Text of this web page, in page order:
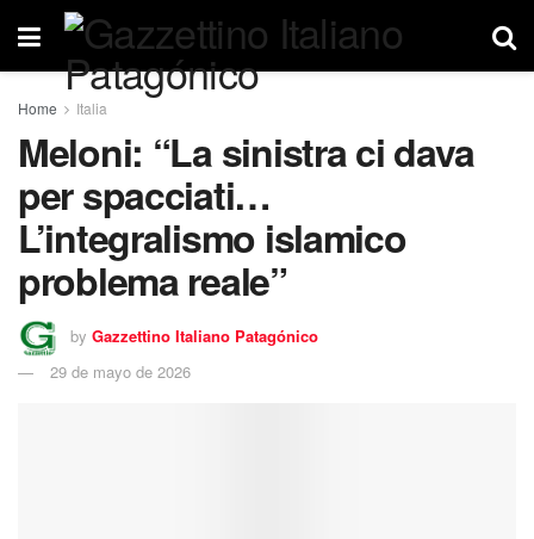
Home Italia
Meloni: “La sinistra ci dava
per spacciati…
L’integralismo islamico
problema reale”
by Gazzettino Italiano Patagónico
29 de mayo de 2026